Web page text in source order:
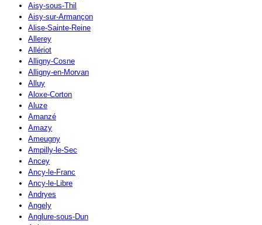
Aisy-sous-Thil
Aisy-sur-Armançon
Alise-Sainte-Reine
Allerey
Allériot
Alligny-Cosne
Alligny-en-Morvan
Alluy
Aloxe-Corton
Aluze
Amanzé
Amazy
Ameugny
Ampilly-le-Sec
Ancey
Ancy-le-Franc
Ancy-le-Libre
Andryes
Angely
Anglure-sous-Dun